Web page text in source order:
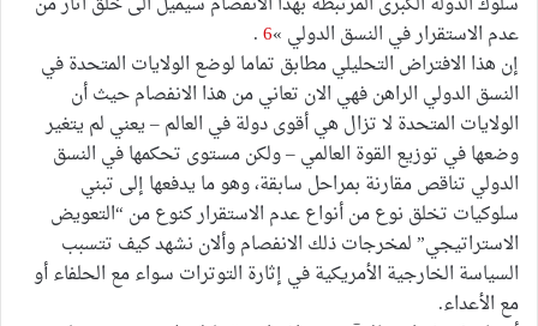
عدم الاستقرار في النسق الدولي »6
.
إن هذا الافتراض التحليلي مطابق تماما لوضع الولايات المتحدة في
النسق الدولي الراهن فهي الان تعاني من هذا الانفصام حيث أن
الولايات المتحدة لا تزال هي أقوى دولة في العالم – يعني لم يتغير
وضعها في توزيع القوة العالمي – ولكن مستوى تحكمها في النسق
الدولي تناقص مقارنة بمراحل سابقة، وهو ما يدفعها إلى تبني
سلوكيات تخلق نوع من أنواع عدم الاستقرار كنوع من “التعويض
الاستراتيجي” لمخرجات ذلك الانفصام وألان نشهد كيف تتسبب
السياسة الخارجية الأمريكية في إثارة التوترات سواء مع الحلفاء أو
مع الأعداء.